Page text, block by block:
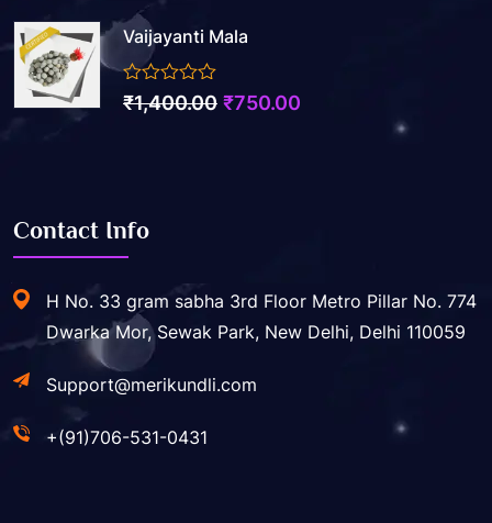
was:
Vaijayanti Mala
0
out
₹1,400.00 Original
₹750.00
Contact Info
H No. 33 gram sabha 3rd Floor Metro Pillar No. 774
Dwarka Mor, Sewak Park, New Delhi, Delhi 110059
Support@merikundli.com
+(91)706-531-0431